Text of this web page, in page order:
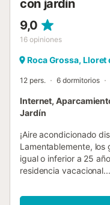
con jardín
9,0
16 opiniones
Roca Grossa, Lloret
12 pers. 6 dormitorios
Internet,
Jardín
¡Aire acondicionado
Lamentablemente,
igual o inferior a 25
residencia